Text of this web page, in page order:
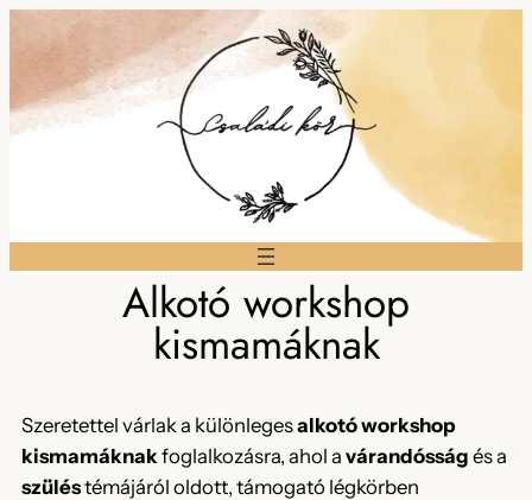
Alkotó workshop
kismamáknak
Szeretettel várlak a különlegesalkotó workshop
kismamáknak foglalkozásra, ahol a várandósság és a
szüléstémájáról oldott, támogató légkörben